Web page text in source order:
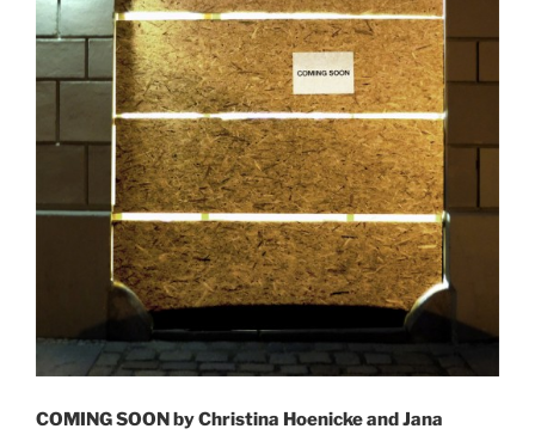
COMING SOON by Christina Hoenicke and Jana